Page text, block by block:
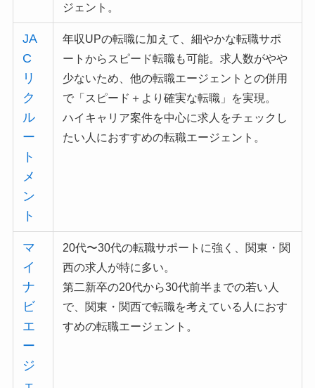
ジェント。
JA
C
リ
ク
ル
ー
ト
メ
ン
ト
年収UPの転職に加えて、細やかな転職サポ
ートからスピード転職も可能。求人数がやや
少ないため、他の転職エージェントとの併用
で「スピード＋より確実な転職」を実現。
ハイキャリア案件を中心に求人をチェックし
たい人におすすめの転職エージェント。
マ
イ
ナ
ビ
エ
ー
ジ
ェ
20代〜30代の転職サポートに強く、関東・関
西の求人が特に多い。
第二新卒の20代から30代前半までの若い人
で、関東・関西で転職を考えている人におす
すめの転職エージェント。